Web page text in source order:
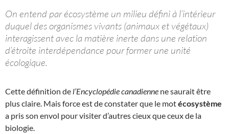
On entend par écosystème un milieu défini à l’intérieur
duquel des organismes vivants (animaux et végétaux)
interagissent avec la matière inerte dans une relation
d’étroite interdépendance pour former une unité
écologique.
Cette définition de l’Encyclopédie canadienne ne saurait être
plus claire. Mais force est de constater que le motécosystème
a pris son envol pour visiter d’autres cieux que ceux de la
biologie.